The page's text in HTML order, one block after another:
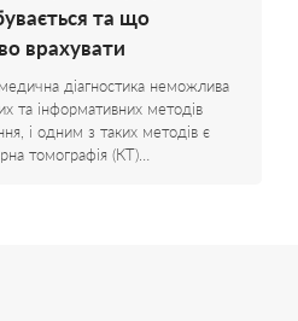
та що
врахувати
діагностика неможлива
та інформативних методів
і одним з таких методів є
томографія (КТ)…